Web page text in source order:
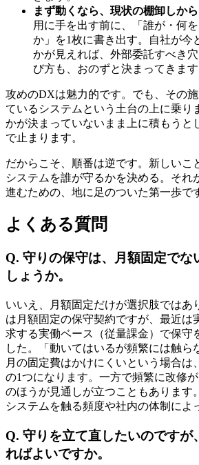
まず動くなら、現状の棚卸しから
用に手を出す前に、「誰が・何
か」を1枚に書き出す。自社が今
かが見えれば、外部委託すべき
び方も、おのずと決まってきます
攻めのDXは魅力的です。でも、その
ているシステムという土台の上に乗り
かが決まっていないまま上に積もうと
で止まります。
だからこそ、順番は逆です。新しいこ
システムを誰が守るかを決める。それ
進むための、地に足のついた第一歩で
よくある質問
Q. 守りの保守は、月額固定でな
しょうか。
いいえ、月額固定だけが選択肢ではあ
は月額固定の保守契約ですが、最近は
求する実働ベース（従量課金）で保守
した。「動いてはいるが頻繁には触ら
月の固定費はかけにくいという場合は
の1つになります。一方で頻繁に改修
のほうが見通しが立つこともあります
システムを触る頻度や社内の体制によ
Q. 守りを立て直したいのですが
ればよいですか。